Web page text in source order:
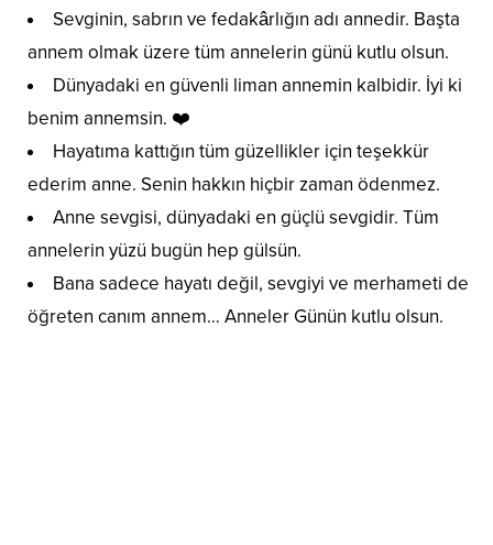
Sevginin, sabrın ve fedakârlığın adı annedir. Başta
annem olmak üzere tüm annelerin günü kutlu olsun.
Dünyadaki en güvenli liman annemin kalbidir. İyi ki
benim annemsin. ❤️
Hayatıma kattığın tüm güzellikler için teşekkür
ederim anne. Senin hakkın hiçbir zaman ödenmez.
Anne sevgisi, dünyadaki en güçlü sevgidir. Tüm
annelerin yüzü bugün hep gülsün.
Bana sadece hayatı değil, sevgiyi ve merhameti de
öğreten canım annem… Anneler Günün kutlu olsun.